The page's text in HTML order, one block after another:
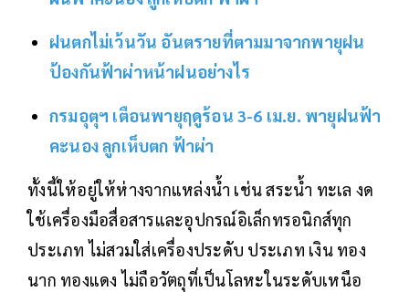
ฝนตกไม่เว้นวัน อันตรายที่ตามมาจากพายุฝน
ป้องกันฟ้าผ่าหน้าฝนอย่างไร
กรมอุตุฯ เตือนพายุฤดูร้อน 3-6 เม.ย. พายุฝนฟ้า
คะนอง ลูกเห็บตก ฟ้าผ่า
ทั้งนี้ให้อยู่ให้ห่างจากแหล่งน้ำ เช่น สระน้ำ ทะเล งด
ใช้เครื่องมือสื่อสารและอุปกรณ์อิเล็กทรอนิกส์ทุก
ประเภท ไม่สวมใส่เครื่องประดับ ประเภท เงิน ทอง
นาก ทองแดง ไม่ถือวัตถุที่เป็นโลหะในระดับเหนือ